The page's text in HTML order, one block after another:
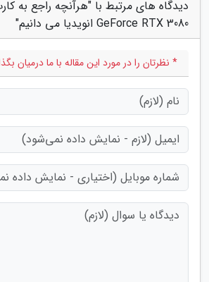
دیدگاه های مرتبط با "هرآنچه راجع به
GeForce RTX 3080 انویدیا می دانیم"
* نظرتان را در مورد این مقاله با ما درمیان